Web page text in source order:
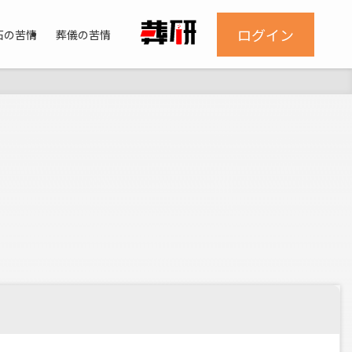
の苦情 葬儀の苦情 ログイン